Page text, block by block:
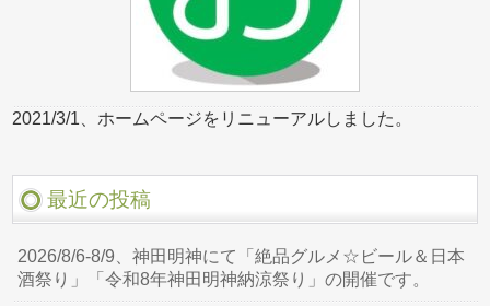
2021/3/1、ホームページをリニューアルしました。
最近の投稿
2026/8/6-8/9、神田明神にて「絶品グルメ☆ビール＆日本
酒祭り」「令和8年神田明神納涼祭り」の開催です。